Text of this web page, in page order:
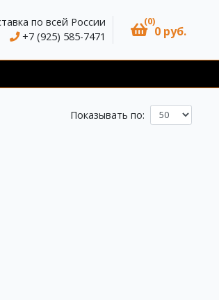
по всей России
+7 (925) 585-7471
(0)
0 руб.
Показывать по: